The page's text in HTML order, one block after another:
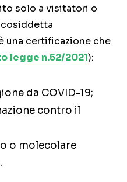
solo a visitatori o
una certificazione che
legge n.52/2021):
da COVID-19;
contro il
o molecolare